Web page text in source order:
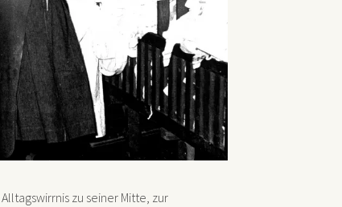
zu seiner Mitte, zur